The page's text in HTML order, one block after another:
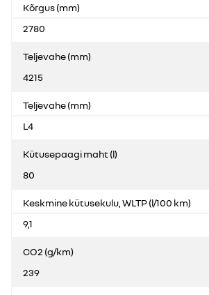
Kõrgus (mm)
2780
Teljevahe (mm)
4215
Teljevahe (mm)
L4
Kütusepaagi maht (l)
80
Keskmine kütusekulu, WLTP (l/100 km)
9,1
CO2 (g/km)
239